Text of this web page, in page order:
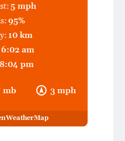
mb 3 mph
5 mph
95%
10 km
6:02 am
8:04 pm